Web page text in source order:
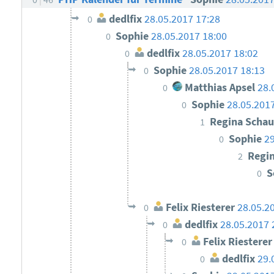
0 dedlfix28.05.2017 17:28
0 Sophie28.05.2017 18:00
0 dedlfix28.05.2017 18:02
0 Sophie28.05.2017 18:13
0 Matthias Apsel
0 Sophie
1 Regina
0 Sophie
2
0
0 Felix Riesterer
0 dedlfix 28.05.2017
0 Felix Riesterer
0 dedlfix